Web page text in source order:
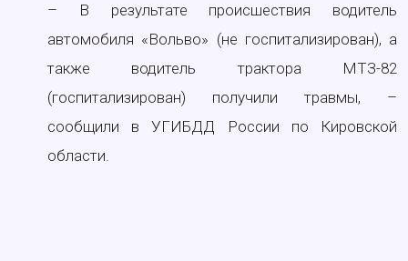
– В результате происшествия водитель
автомобиля «Вольво» (не госпитализирован), а
также водитель трактора МТЗ-82
(госпитализирован) получили травмы, –
сообщили в УГИБДД России по Кировской
области.